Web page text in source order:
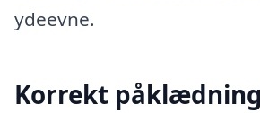
ydeevne.
Korrekt